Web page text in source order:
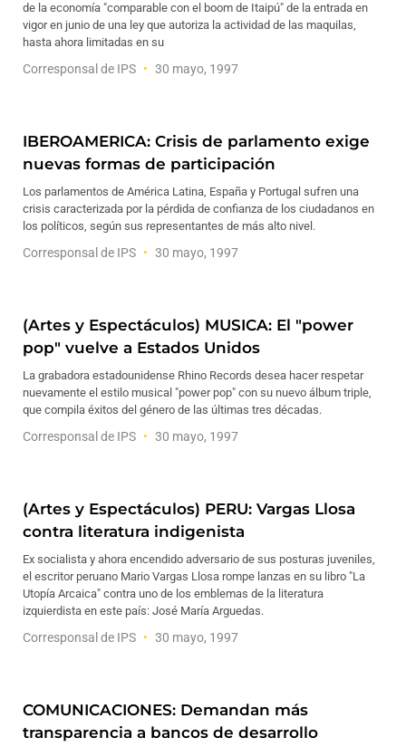
de la economía "comparable con el boom de Itaipú" de la entrada en
vigor en junio de una ley que autoriza la actividad de las maquilas,
hasta ahora limitadas en su
Corresponsal de IPS 30 mayo, 1997
IBEROAMERICA: Crisis de parlamento exige
nuevas formas de participación
Los parlamentos de América Latina, España y Portugal sufren una
crisis caracterizada por la pérdida de confianza de los ciudadanos en
los políticos, según sus representantes de más alto nivel.
Corresponsal de IPS 30 mayo, 1997
(Artes y Espectáculos) MUSICA: El "power
pop" vuelve a Estados Unidos
La grabadora estadounidense Rhino Records desea hacer respetar
nuevamente el estilo musical "power pop" con su nuevo álbum triple,
que compila éxitos del género de las últimas tres décadas.
Corresponsal de IPS 30 mayo, 1997
(Artes y Espectáculos) PERU: Vargas Llosa
contra literatura indigenista
Ex socialista y ahora encendido adversario de sus posturas juveniles,
el escritor peruano Mario Vargas Llosa rompe lanzas en su libro "La
Utopía Arcaica" contra uno de los emblemas de la literatura
izquierdista en este país: José María Arguedas.
Corresponsal de IPS 30 mayo, 1997
COMUNICACIONES: Demandan más
transparencia a bancos de desarrollo